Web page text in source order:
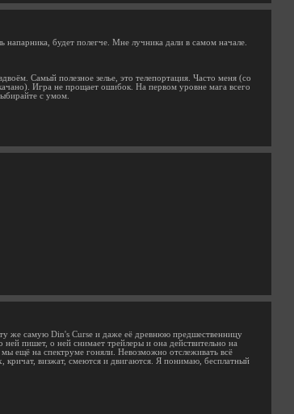
будет полегче. Мне лучника дали в самом начале.
Самый полезное зелье, это телепортация. Часто меня (со
Игра не прощает ошибок. На первом уровне мага всего
с умом.
же самую Din's Curse и даже её древнюю предшественницу
пишет, о ней снимает трейлеры и она действительно на
ещё на спектруме гоняли. Невозможно отслеживать всё
кричат, визжат, смеются и двигаются. Я понимаю, бесплатный